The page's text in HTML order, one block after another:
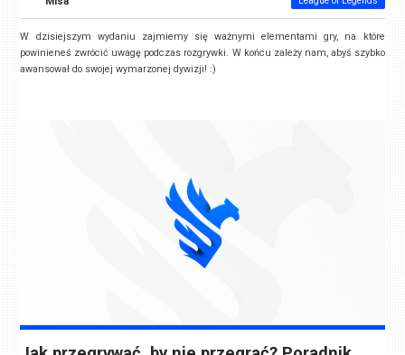
W dzisiejszym wydaniu zajmiemy się ważnymi elementami gry, na które
powinieneś zwrócić uwagę podczas rozgrywki. W końcu zależy nam, abyś szybko
awansował do swojej wymarzonej dywizji! :)